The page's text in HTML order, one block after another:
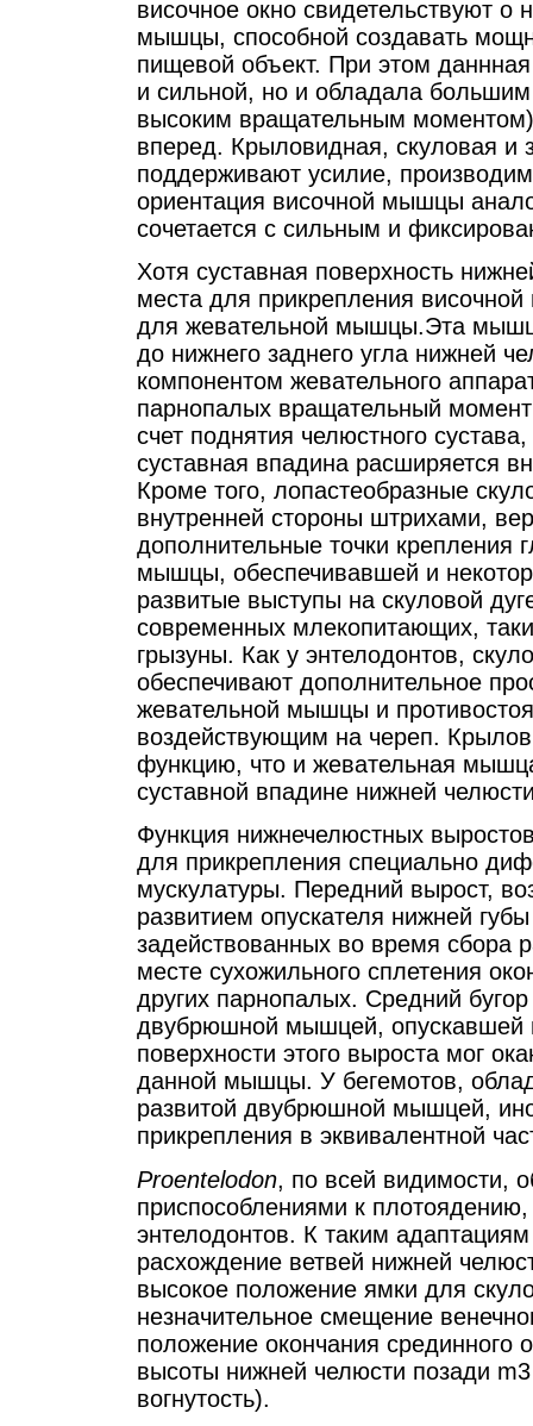
височное окно свидетельствуют о
мышцы, способной создавать
пищевой объект. При этом
и сильной, но и обладала
высоким вращательным моментом)
вперед. Крыловидная, скуловая и
поддерживают усилие,
ориентация височной мышцы
сочетается с сильным и
Хотя суставная поверхность
места для прикрепления
для жевательной мышцы.Эта
до нижнего заднего угла нижней
компонентом жевательного
парнопалых вращательный
счет поднятия челюстного
суставная впадина расширяется
Кроме того, лопастеобразные
внутренней стороны штрихами,
дополнительные точки крепления
мышцы, обеспечивавшей и
развитые выступы на скуловой
современных млекопитающих,
грызуны. Как у энтелодонтов,
обеспечивают дополнительное
жевательной мышцы и
воздействующим на череп.
функцию, что и жевательная
суставной впадине нижней
Функция нижнечелюстных
для прикрепления специально
мускулатуры. Передний вырост,
развитием опускателя нижней
задействованных во время сбора
месте сухожильного сплетения
других парнопалых. Средний
двубрюшной мышцей, опускавшей
поверхности этого выроста мог
данной мышцы. У бегемотов,
развитой двубрюшной мышцей,
прикрепления в эквивалентной
Proentelodon, по всей видимости,
приспособлениями к
энтелодонтов. К таким
расхождение ветвей нижней
высокое положение ямки для
незначительное смещение
положение окончания срединного
высоты нижней челюсти позади
вогнутость).